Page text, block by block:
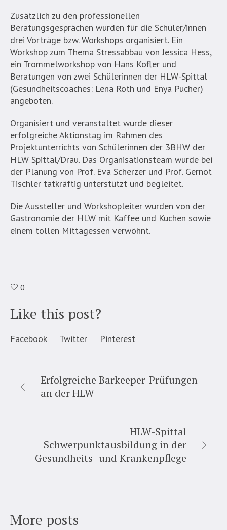
Zusätzlich zu den professionellen
Beratungsgesprächen wurden für die Schüler/innen
drei Vorträge bzw. Workshops organisiert. Ein
Workshop zum Thema Stressabbau von Jessica Hess,
ein Trommelworkshop von Hans Kofler und
Beratungen von zwei Schülerinnen der HLW-Spittal
(Gesundheitscoaches: Lena Roth und Enya Pucher)
angeboten.
Organisiert und veranstaltet wurde dieser
erfolgreiche Aktionstag im Rahmen des
Projektunterrichts von Schülerinnen der 3BHW der
HLW Spittal/Drau. Das Organisationsteam wurde bei
der Planung von Prof. Eva Scherzer und Prof. Gernot
Tischler tatkräftig unterstützt und begleitet.
Die Aussteller und Workshopleiter wurden von der
Gastronomie der HLW mit Kaffee und Kuchen sowie
einem tollen Mittagessen verwöhnt.
0
Like this post?
Facebook Twitter Pinterest
Erfolgreiche Barkeeper-Prüfungen
an der HLW
HLW-Spittal
Schwerpunktausbildung in der
Gesundheits- und Krankenpflege
More posts